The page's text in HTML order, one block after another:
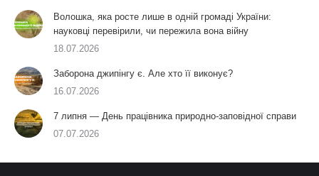
Волошка, яка росте лише в одній громаді України:
науковці перевірили, чи пережила вона війну
18.07.2026
Заборона джипінгу є. Але хто її виконує?
16.07.2026
7 липня — День працівника природно-заповідної справи
07.07.2026